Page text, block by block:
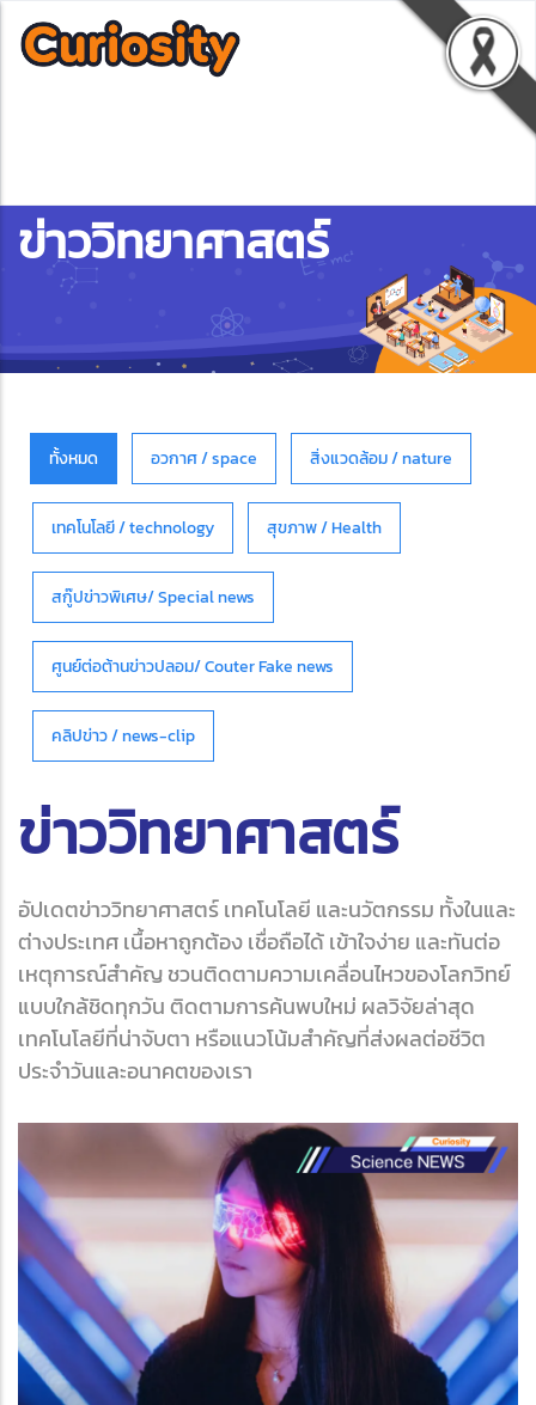
ข่าววิทยาศาสตร์
ทั้งหมด อวกาศ / space สิ่งแวดล้อม / nature
เทคโนโลยี / technology สุขภาพ / Health
สกู๊ปข่าวพิเศษ/ Special news
ศูนย์ต่อต้านข่าวปลอม/ Couter Fake news
คลิปข่าว / news-clip
ข่าววิทยาศาสตร์
อัปเดตข่าววิทยาศาสตร์ เทคโนโลยี และนวัตกรรม ทั้งในและ
ต่างประเทศ เนื้อหาถูกต้อง เชื่อถือได้ เข้าใจง่าย และทันต่อ
เหตุการณ์สำคัญ ชวนติดตามความเคลื่อนไหวของโลกวิทย์
แบบใกล้ชิดทุกวัน ติดตามการค้นพบใหม่ ผลวิจัยล่าสุด
เทคโนโลยีที่น่าจับตา หรือแนวโน้มสำคัญที่ส่งผลต่อชีวิต
ประจำวันและอนาคตของเรา